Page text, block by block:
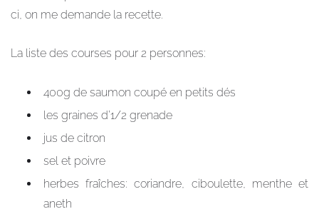
ci, on me demande la recette.
La liste des courses pour 2 personnes:
400g de saumon coupé en petits dés
les graines d’1/2 grenade
jus de citron
sel et poivre
herbes fraîches: coriandre, ciboulette, menthe et
aneth